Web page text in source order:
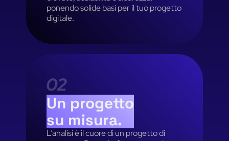
ponendo solide basi per il tuo progetto
digitale.
Un progetto
su misura.
L’analisi è il cuore di un progetto di